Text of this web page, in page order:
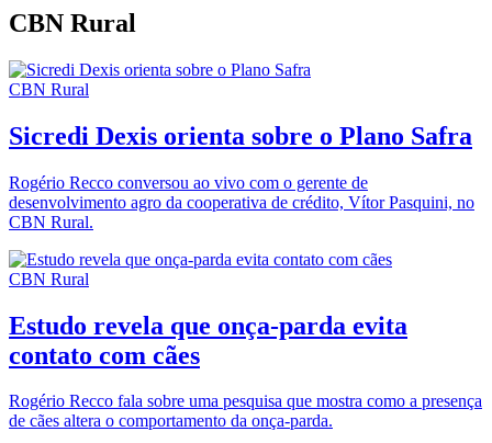
CBN Rural
CBN Rural
Sicredi Dexis orienta sobre o Plano Safra
Rogério Recco conversou ao vivo com o gerente de
desenvolvimento agro da cooperativa de crédito, Vítor Pasquini, no
CBN Rural.
CBN Rural
Estudo revela que onça-parda evita
contato com cães
Rogério Recco fala sobre uma pesquisa que mostra como a presença
de cães altera o comportamento da onça-parda.